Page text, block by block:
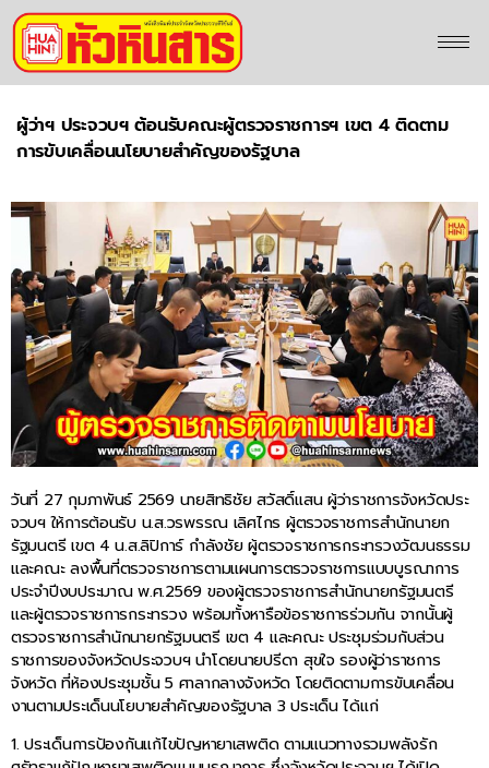
ผู้ว่าฯ ประจวบฯ ต้อนรับคณะผู้ตรวจราชการฯ เขต 4 ติดตาม
การขับเคลื่อนนโยบายสำคัญของรัฐบาล
วันที่ 27 กุมภาพันธ์ 2569 นายสิทธิชัย สวัสดิ์แสน ผู้ว่าราชการจังหวัดประ
จวบฯ ให้การต้อนรับ น.ส.วรพรรณ เลิศไกร ผู้ตรวจราชการสำนักนายก
รัฐมนตรี เขต 4 น.ส.ลิปิการ์ กำลังชัย ผู้ตรวจราชการกระทรวงวัฒนธรรม
และคณะ ลงพื้นที่ตรวจราชการตามแผนการตรวจราชการแบบบูรณาการ
ประจำปีงบประมาณ พ.ศ.2569 ของผู้ตรวจราชการสำนักนายกรัฐมนตรี
และผู้ตรวจราชการกระทรวง พร้อมทั้งหารือข้อราชการร่วมกัน จากนั้นผู้
ตรวจราชการสำนักนายกรัฐมนตรี เขต 4 และคณะ ประชุมร่วมกับส่วน
ราชการของจังหวัดประจวบฯ นำโดยนายปรีดา สุขใจ รองผู้ว่าราชการ
จังหวัด ที่ห้องประชุมชั้น 5 ศาลากลางจังหวัด โดยติดตามการขับเคลื่อน
งานตามประเด็นนโยบายสำคัญของรัฐบาล 3 ประเด็น ได้แก่
1. ประเด็นการป้องกันแก้ไขปัญหายาเสพติด ตามแนวทางรวมพลังรัก